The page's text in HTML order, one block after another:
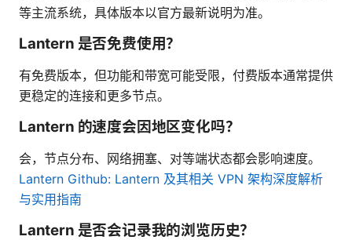
等主流系统，具体版本以官方最新说明为准。
Lantern 是否免费使用？
有免费版本，但功能和带宽可能受限，付费版本通常提供
更稳定的连接和更多节点。
Lantern 的速度会因地区变化吗？
会，节点分布、网络拥塞、对等端状态都会影响速度。
Lantern Github: Lantern 及其相关 VPN 架构深度解析
与实用指南
Lantern 是否会记录我的浏览历史？